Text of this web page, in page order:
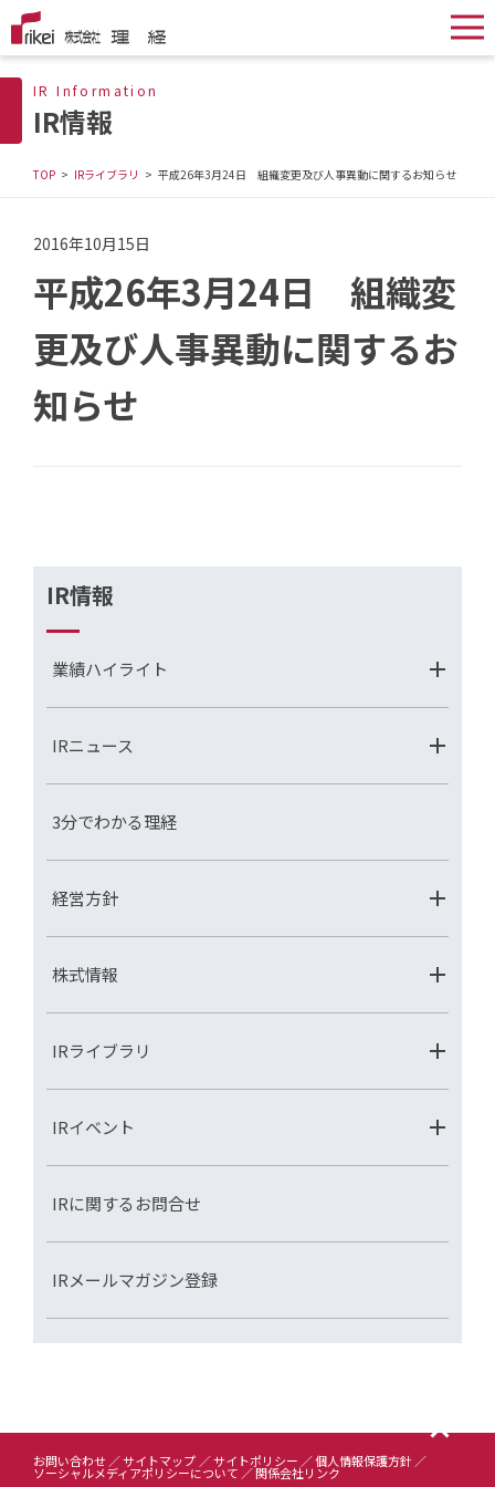
IR Information
IR情報
TOP IRライブラリ 平成26年3月24日 組織変更及び人事異動に関するお知らせ
IR情報
業績ハイライト
IRニュース
3分でわかる理経
経営方針
株式情報
IRライブラリ
IRイベント
IRに関するお問合せ
IRメールマガジン登録
2016年10月15日
平成26年3月24日 組織変
更及び人事異動に関するお
知らせ
お問い合わせ サイトマップ サイトポリシー 個人情報保護方針
ソーシャルメディアポリシーについて 関係会社リンク